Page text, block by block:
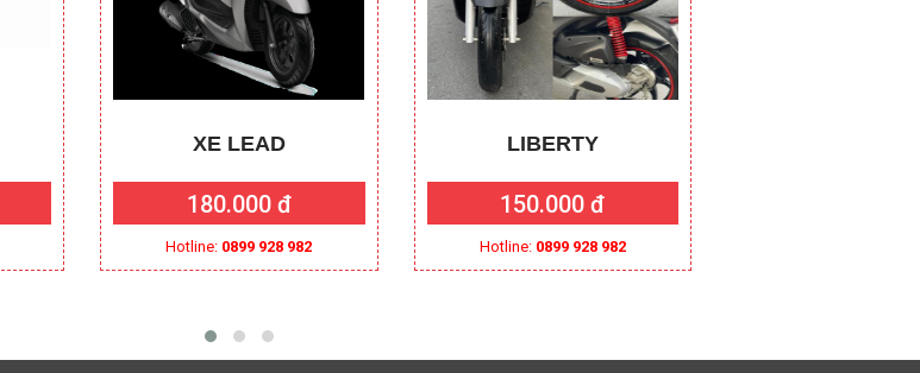
XE LEAD
180.000 đ
Hotline: 0899 928 982
LIBERTY
150.000 đ
Hotline: 0899 928 982